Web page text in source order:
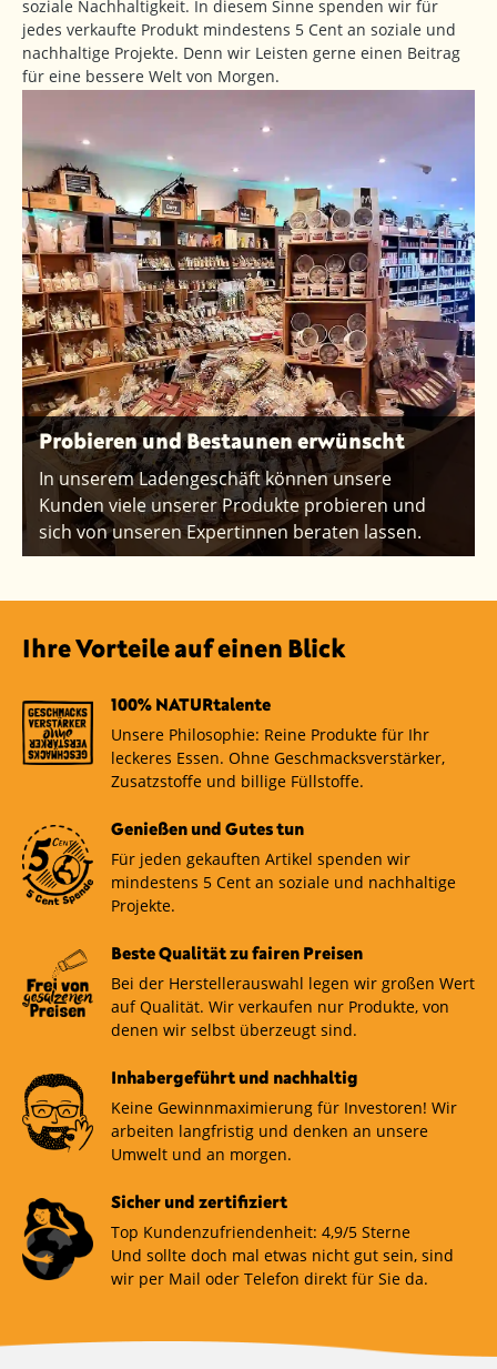
soziale Nachhaltigkeit. In diesem Sinne spenden wir für
jedes verkaufte Produkt mindestens 5 Cent an soziale und
nachhaltige Projekte. Denn wir Leisten gerne einen Beitrag
für eine bessere Welt von Morgen.
Probieren und Bestaunen erwünscht
In unserem Ladengeschäft können unsere
Kunden viele unserer Produkte probieren und
sich von unseren Expertinnen beraten lassen.
Ihre Vorteile auf einen Blick
100% NATURtalente
Unsere Philosophie: Reine Produkte für Ihr
leckeres Essen. Ohne Geschmacksverstärker,
Zusatzstoffe und billige Füllstoffe.
Genießen und Gutes tun
Für jeden gekauften Artikel spenden wir
mindestens 5 Cent an soziale und nachhaltige
Projekte.
Beste Qualität zu fairen Preisen
Bei der Herstellerauswahl legen wir großen Wert
auf Qualität. Wir verkaufen nur Produkte, von
denen wir selbst überzeugt sind.
Inhabergeführt und nachhaltig
Keine Gewinnmaximierung für Investoren! Wir
arbeiten langfristig und denken an unsere
Umwelt und an morgen.
Sicher und zertifiziert
Top Kundenzufriendenheit: 4,9/5 Sterne
Und sollte doch mal etwas nicht gut sein, sind
wir per Mail oder Telefon direkt für Sie da.